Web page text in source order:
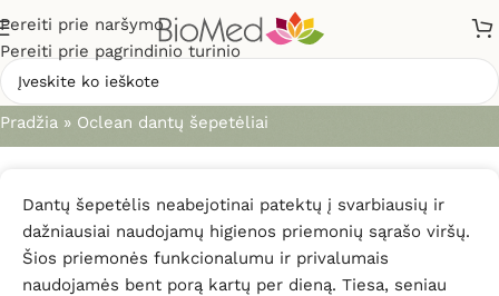
Pereiti prie naršymo
Pereiti prie pagrindinio turinio
Oclean dantų šepetėliai
Pradžia » Oclean dantų šepetėliai
Dantų šepetėlis neabejotinai patektų į svarbiausių ir
dažniausiai naudojamų higienos priemonių sąrašo viršų.
Šios priemonės funkcionalumu ir privalumais
naudojamės bent porą kartų per dieną. Tiesa, seniau